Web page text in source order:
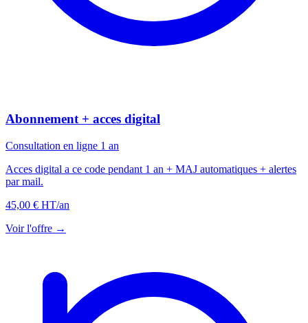
Abonnement + acces digital
Consultation en ligne 1 an
Acces digital a ce code pendant 1 an + MAJ automatiques + alertes
par mail.
45,00 € HT/an
Voir l'offre →